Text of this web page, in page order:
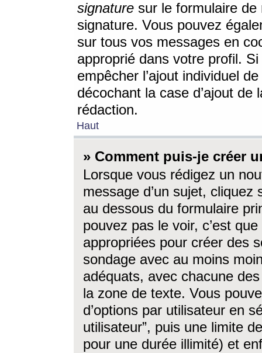
signature sur le formulaire de
signature. Vous pouvez
sur tous vos messages en
approprié dans votre profil.
empêcher l’ajout individuel
décochant la case d’ajout
rédaction.
Haut
» Comment puis-je créer
Lorsque vous rédigez un
message d’un sujet, cliquez
au dessous du formulaire
pouvez pas le voir, c’est
appropriées pour créer des
sondage avec au moins
adéquats, avec chacune
la zone de texte. Vous
d’options par utilisateur en
utilisateur”, puis une limite
pour une durée illimité) et